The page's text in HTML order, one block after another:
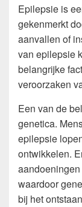
Epilepsie is
gekenmerkt
aanvallen of
van epilepsie
belangrijke
veroorzaken
Een van de
genetica.
epilepsie
ontwikkelen.
waardoor
bij het